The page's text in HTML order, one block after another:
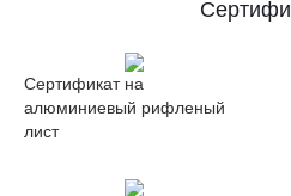
Сертификат на
алюминиевый рифленый
лист